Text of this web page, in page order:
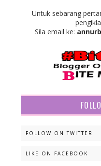
Untuk sebarang
Sila email ke:
FOLLOW ON TWITTER
LIKE ON FACEBOOK